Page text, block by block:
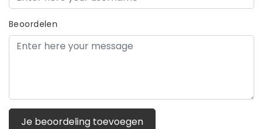
Beoordelen
Je beoordeling toevoegen